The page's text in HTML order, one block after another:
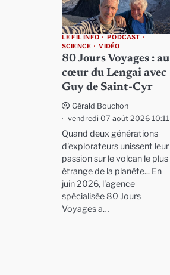
LE FIL INFO
PODCAST
SCIENCE
VIDÉO
80 Jours Voyages : au
cœur du Lengai avec
Guy de Saint-Cyr
Gérald Bouchon
vendredi 07 août 2026 10:11
Quand deux générations
d'explorateurs unissent leur
passion sur le volcan le plus
étrange de la planète... En
juin 2026, l'agence
spécialisée 80 Jours
Voyages a…